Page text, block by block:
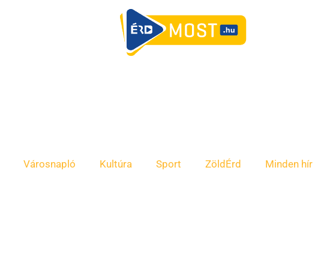
Városnapló Kultúra Sport ZöldÉrd Minden hír